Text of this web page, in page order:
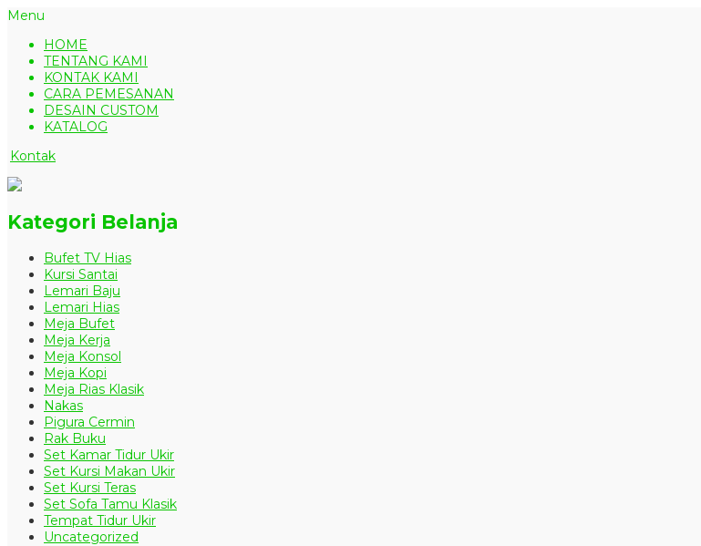
Menu
HOME
TENTANG KAMI
KONTAK KAMI
CARA PEMESANAN
DESAIN CUSTOM
KATALOG
Kontak
Kategori Belanja
Bufet TV Hias
Kursi Santai
Lemari Baju
Lemari Hias
Meja Bufet
Meja Kerja
Meja Konsol
Meja Kopi
Meja Rias Klasik
Nakas
Pigura Cermin
Rak Buku
Set Kamar Tidur Ukir
Set Kursi Makan Ukir
Set Kursi Teras
Set Sofa Tamu Klasik
Tempat Tidur Ukir
Uncategorized